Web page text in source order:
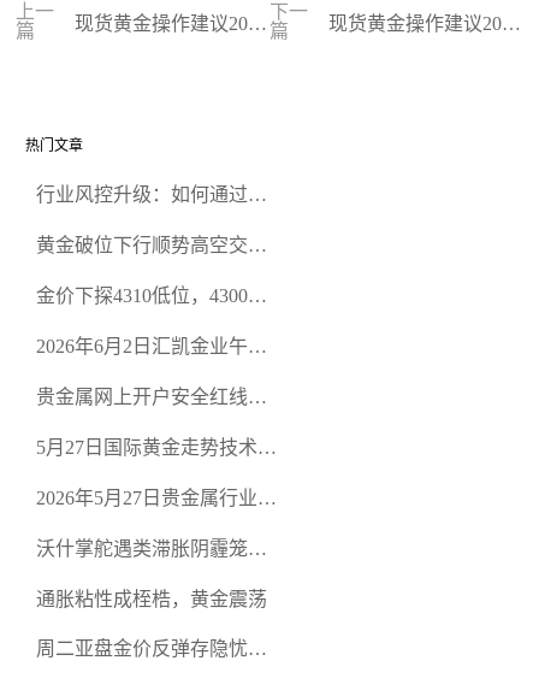
上一
篇
现货黄金操作建议2023
下一
篇
现货黄金操作建议2023
热门文章
行业风控升级：如何通过正
规黄金开户交易平台？
黄金破位下行顺势高空交易
金价下探4310低位，4300关
2026年6月2日汇凯金业午盘
空头清算算法如何布防？
贵金属网上开户安全红线：
恶意洗盘陷阱
5月27日国际黄金走势技术盘
规黄金平台全方位行情解析
2026年5月27日贵金属行业新
正规贵金属开户平台迎开户
热潮
沃什掌舵遇类滞胀阴霾笼
通胀粘性成桎梏，黄金震荡
周二亚盘金价反弹存隐忧，